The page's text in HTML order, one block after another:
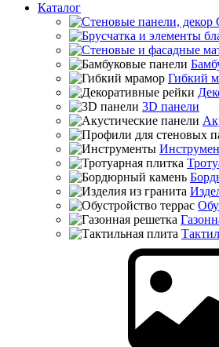
Каталог
Гибкий
3D панели